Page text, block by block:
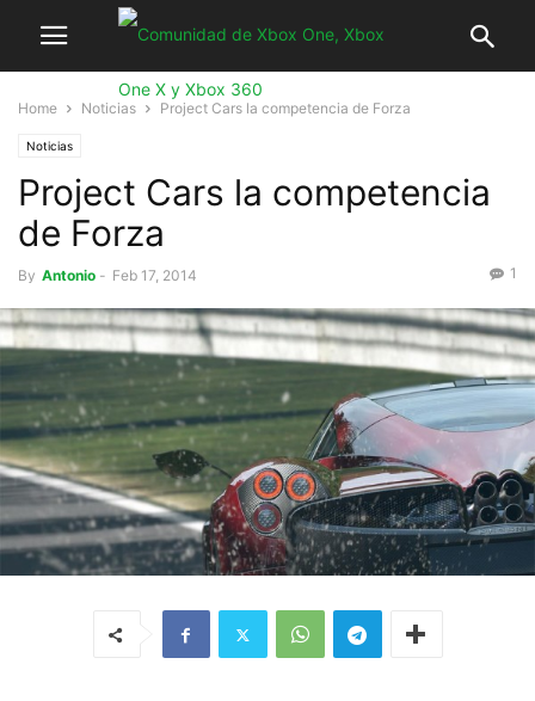
Home Noticias Project Cars la competencia de Forza
Noticias
Project Cars la competencia
de Forza
By Antonio - Feb 17, 2014 1